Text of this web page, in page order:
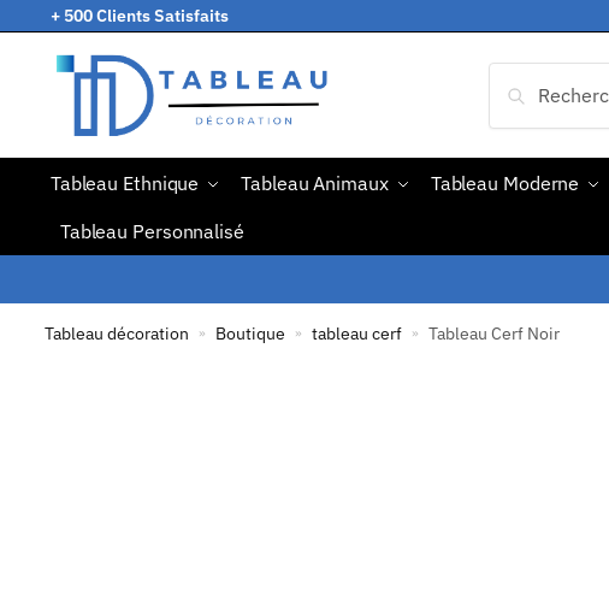
+ 500 Clients Satisfaits
Tableau Ethnique Tableau Animaux Tableau Moderne
Tableau Personnalisé
Tableau décoration » Boutique » tableau cerf » Tableau Cerf Noir